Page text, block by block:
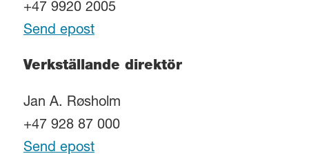
+47 9920 2005
Send epost
Verkställande direktör
Jan A. Røsholm
+47 928 87 000
Send epost